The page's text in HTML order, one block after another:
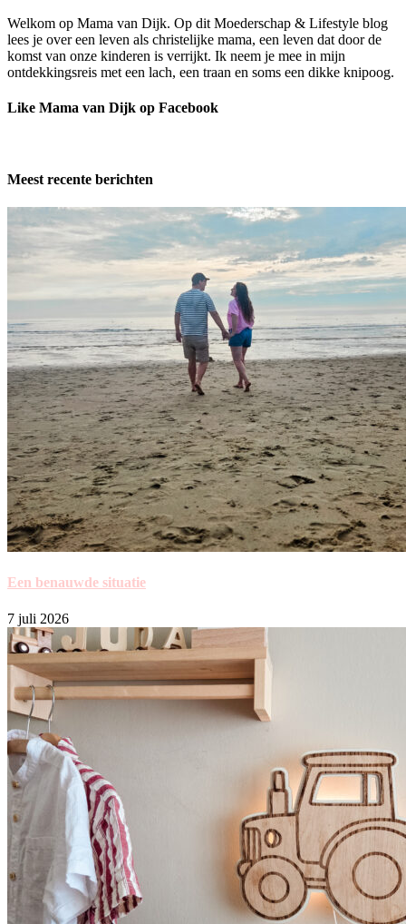
Welkom op Mama van Dijk. Op dit Moederschap & Lifestyle blog
lees je over een leven als christelijke mama, een leven dat door de
komst van onze kinderen is verrijkt. Ik neem je mee in mijn
ontdekkingsreis met een lach, een traan en soms een dikke knipoog.
Like Mama van Dijk op Facebook
Meest recente berichten
Een benauwde situatie
7 juli 2026